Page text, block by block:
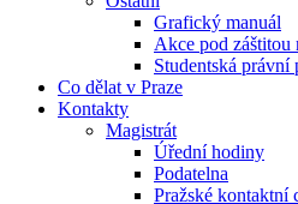
Grafický manuál
Akce pod záštitou
Studentská právní
Co dělat v Praze
Kontakty
Magistrát
Úřední hodiny
Podatelna
Pražské kontaktní